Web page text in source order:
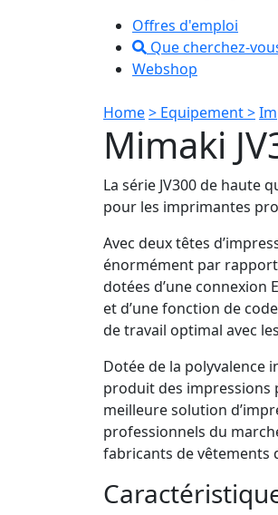
Offres d'emploi
Que cherchez-
Webshop
Home> Equipement >
Mimaki
La série JV300 de haute
pour les imprimantes
Avec deux têtes
énormément par rapport
dotées d’une connexion
et d’une fonction de
de travail optimal avec
Dotée de la polyvalence
produit des impressions
meilleure solution
professionnels du
fabricants de vêtements